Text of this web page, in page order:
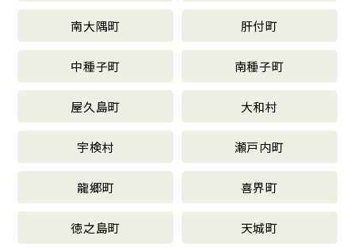
南大隅町 肝付町
中種子町 南種子町
屋久島町 大和村
宇検村 瀬戸内町
龍郷町 喜界町
徳之島町 天城町